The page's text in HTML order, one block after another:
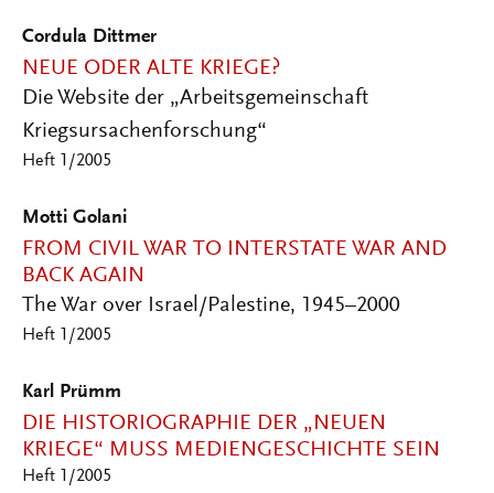
Cordula Dittmer
NEUE ODER ALTE KRIEGE?
Die Website der „Arbeitsgemeinschaft
Kriegsursachenforschung“
Heft 1/2005
Motti Golani
FROM CIVIL WAR TO INTERSTATE WAR AND
BACK AGAIN
The War over Israel/Palestine, 1945–2000
Heft 1/2005
Karl Prümm
DIE HISTORIOGRAPHIE DER „NEUEN
KRIEGE“ MUSS MEDIENGESCHICHTE SEIN
Heft 1/2005